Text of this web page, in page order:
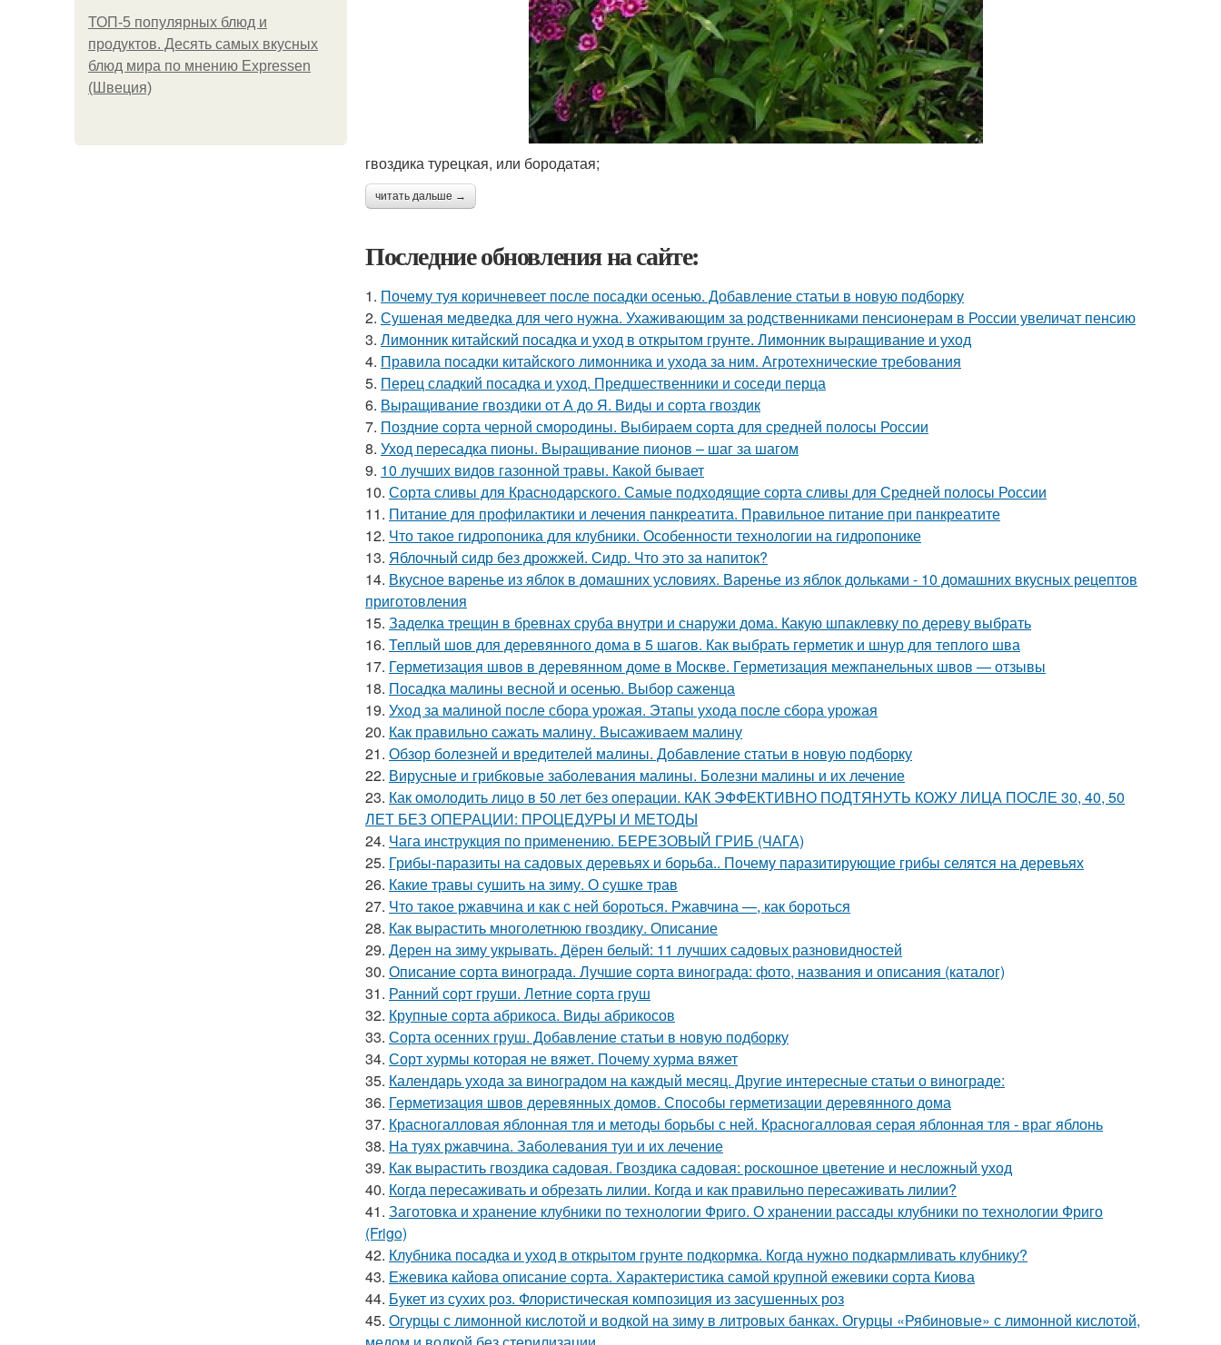
ТОП-5 популярных блюд и
продуктов. Десять самых вкусных
блюд мира по мнению Expressen
(Швеция)
гвоздика турецкая, или бородатая;
читать дальше →
Последние обновления на сайте:
1. Почему туя коричневеет после посадки осенью. Добавление статьи в новую подборку
2. Сушеная медведка для чего нужна. Ухаживающим за родственниками пенсионерам в России увеличат пенсию
3. Лимонник китайский посадка и уход в открытом грунте. Лимонник выращивание и уход
4. Правила посадки китайского лимонника и ухода за ним. Агротехнические требования
5. Перец сладкий посадка и уход. Предшественники и соседи перца
6. Выращивание гвоздики от А до Я. Виды и сорта гвоздик
7. Поздние сорта черной смородины. Выбираем сорта для средней полосы России
8. Уход пересадка пионы. Выращивание пионов – шаг за шагом
9. 10 лучших видов газонной травы. Какой бывает
10. Сорта сливы для Краснодарского. Самые подходящие сорта сливы для Средней полосы России
11. Питание для профилактики и лечения панкреатита. Правильное питание при панкреатите
12. Что такое гидропоника для клубники. Особенности технологии на гидропонике
13. Яблочный сидр без дрожжей. Сидр. Что это за напиток?
14. Вкусное варенье из яблок в домашних условиях. Варенье из яблок дольками - 10 домашних вкусных рецептов
приготовления
15. Заделка трещин в бревнах сруба внутри и снаружи дома. Какую шпаклевку по дереву выбрать
16. Теплый шов для деревянного дома в 5 шагов. Как выбрать герметик и шнур для теплого шва
17. Герметизация швов в деревянном доме в Москве. Герметизация межпанельных швов — отзывы
18. Посадка малины весной и осенью. Выбор саженца
19. Уход за малиной после сбора урожая. Этапы ухода после сбора урожая
20. Как правильно сажать малину. Высаживаем малину
21. Обзор болезней и вредителей малины. Добавление статьи в новую подборку
22. Вирусные и грибковые заболевания малины. Болезни малины и их лечение
23. Как омолодить лицо в 50 лет без операции. КАК ЭФФЕКТИВНО ПОДТЯНУТЬ КОЖУ ЛИЦА ПОСЛЕ 30, 40, 50
ЛЕТ БЕЗ ОПЕРАЦИИ: ПРОЦЕДУРЫ И МЕТОДЫ
24. Чага инструкция по применению. БЕРЕЗОВЫЙ ГРИБ (ЧАГА)
25. Грибы-паразиты на садовых деревьях и борьба.. Почему паразитирующие грибы селятся на деревьях
26. Какие травы сушить на зиму. О сушке трав
27. Что такое ржавчина и как с ней бороться. Ржавчина —, как бороться
28. Как вырастить многолетнюю гвоздику. Описание
29. Дерен на зиму укрывать. Дёрен белый: 11 лучших садовых разновидностей
30. Описание сорта винограда. Лучшие сорта винограда: фото, названия и описания (каталог)
31. Ранний сорт груши. Летние сорта груш
32. Крупные сорта абрикоса. Виды абрикосов
33. Сорта осенних груш. Добавление статьи в новую подборку
34. Сорт хурмы которая не вяжет. Почему хурма вяжет
35. Календарь ухода за виноградом на каждый месяц. Другие интересные статьи о винограде:
36. Герметизация швов деревянных домов. Способы герметизации деревянного дома
37. Красногалловая яблонная тля и методы борьбы с ней. Красногалловая серая яблонная тля - враг яблонь
38. На туях ржавчина. Заболевания туи и их лечение
39. Как вырастить гвоздика садовая. Гвоздика садовая: роскошное цветение и несложный уход
40. Когда пересаживать и обрезать лилии. Когда и как правильно пересаживать лилии?
41. Заготовка и хранение клубники по технологии Фриго. О хранении рассады клубники по технологии Фриго
(Frigo)
42. Клубника посадка и уход в открытом грунте подкормка. Когда нужно подкармливать клубнику?
43. Ежевика кайова описание сорта. Характеристика самой крупной ежевики сорта Киова
44. Букет из сухих роз. Флористическая композиция из засушенных роз
45. Огурцы с лимонной кислотой и водкой на зиму в литровых банках. Огурцы «Рябиновые» с лимонной кислотой,